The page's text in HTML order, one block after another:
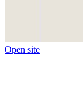
Open site